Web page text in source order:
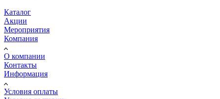
Каталог
Акции
Мероприятия
Компания
О компании
Контакты
Информация
Условия оплаты